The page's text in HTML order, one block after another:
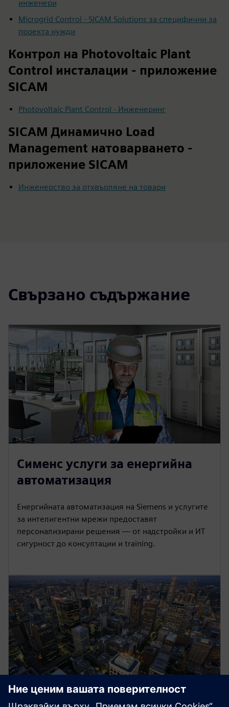
инженери
Microgrid Control - SICAM Solutions за специфични за
проекта нужди
Контрол на Photovoltaic Plant
Control инсталации - приложение
SICAM
Photovoltaic Plant Control - Инженеринг
SICAM Динамично Load
Management натоварването -
приложение SICAM
Инженерство за отхвърляне на товари
Свързано съдържание
Сименс услуги за енергийна
автоматизация
Енергийната автоматизация на Siemens и услугите
за интелигентни мрежи предоставят
персонализирани решения — от надстройки и ИТ
сигурност до консултации и training.